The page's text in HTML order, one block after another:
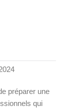
préparer une
qui